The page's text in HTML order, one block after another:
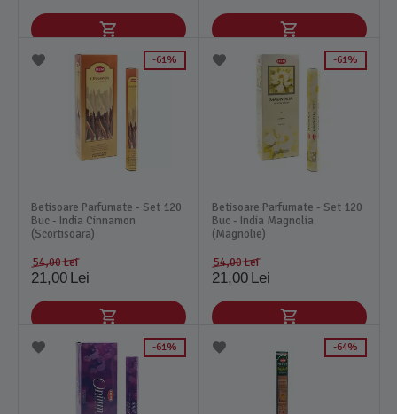
61%
Betisoare Parfumate - Set 120
Buc - India Cinnamon
(Scortisoara)
54,00Lei
21,00 Lei
61%
Betisoare Parfumate - Set 120
Buc - India Magnolia
(Magnolie)
54,00Lei
21,00 Lei
61% 64%